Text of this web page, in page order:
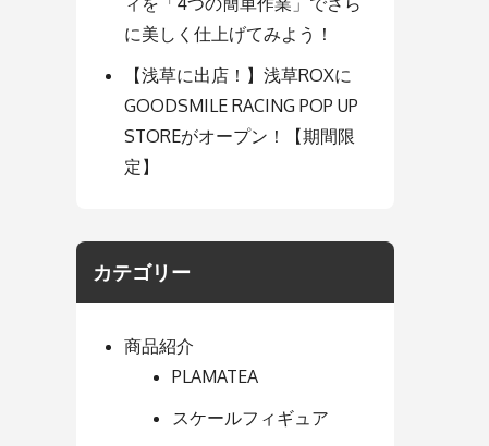
に美しく仕上げてみよう！
【浅草に出店！】浅草ROXに
GOODSMILE RACING POP UP
STOREがオープン！【期間限
定】
カテゴリー
商品紹介
PLAMATEA
スケールフィギュア